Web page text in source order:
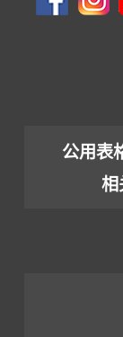
公用表
相